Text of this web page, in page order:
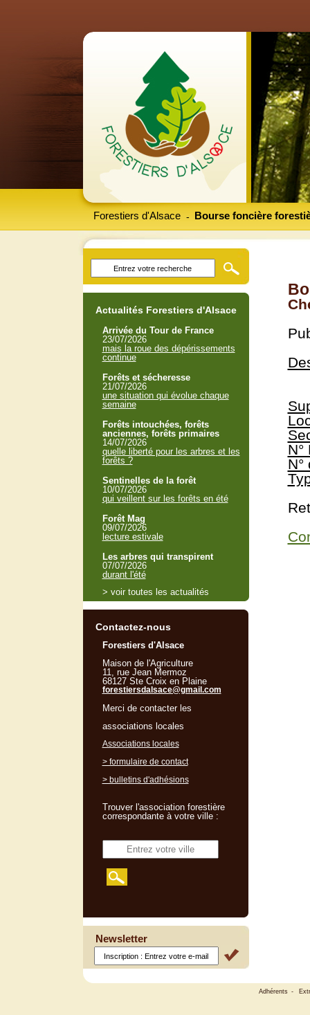
Forestiers d'Alsace Bourse foncière
-
N°
N°
Actualités Forestiers d'Alsace
Arrivée du Tour de France
23/07/2026
mais la roue des dépérissements
continue
Forêts et sécheresse
21/07/2026
une situation qui évolue chaque
semaine
Forêts intouchées, forêts
anciennes, forêts primaires
14/07/2026
quelle liberté pour les arbres et les
forêts ?
Sentinelles de la forêt
10/07/2026
qui veillent sur les forêts en été
Forêt Mag
09/07/2026
lecture estivale
Les arbres qui transpirent
07/07/2026
durant l'été
> voir toutes les actualités
Contactez-nous
Forestiers d'Alsace
Maison de l'Agriculture
11, rue Jean Mermoz
68127 Ste Croix en Plaine
forestiersdalsace@gmail.com
Merci de contacter les
associations locales
Associations locales
> formulaire de contact
> bulletins d'adhésions
Trouver l'association forestière
correspondante à votre ville :
Newsletter
Adhérents -